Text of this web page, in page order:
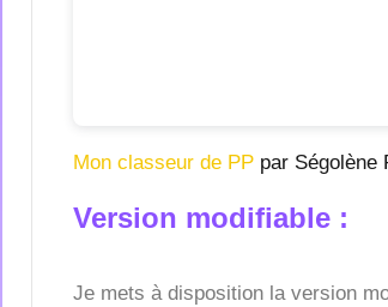
Mon classeur de PP par Ségolène
Version modifiable :
Je mets à disposition la version